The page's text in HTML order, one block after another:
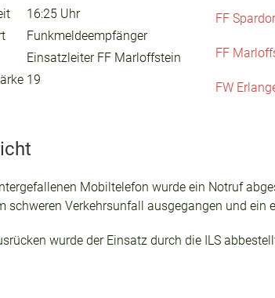
16:25 Uhr
Funkmeldeempfänger
Einsatzleiter FF Marloffstein
19
FF
FF
FW
Mobiltelefon wurde ein Notruf
schweren Verkehrsunfall ausgegangen und
wurde der Einsatz durch die ILS